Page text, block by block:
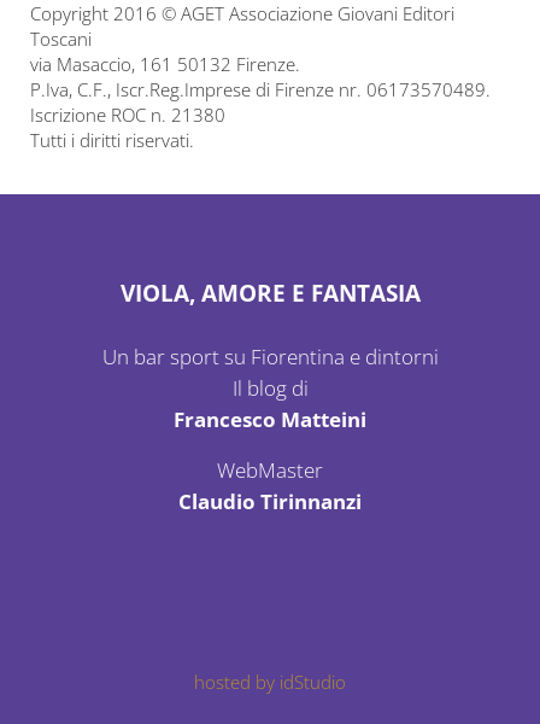
Copyright 2016 © AGET Associazione Giovani Editori
Toscani
via Masaccio, 161 50132 Firenze.
P.Iva, C.F., Iscr.Reg.Imprese di Firenze nr. 06173570489.
Iscrizione ROC n. 21380
Tutti i diritti riservati.
VIOLA, AMORE E FANTASIA
Un bar sport su Fiorentina e dintorni
Il blog di
Francesco Matteini
WebMaster
Claudio Tirinnanzi
hosted by idStudio